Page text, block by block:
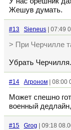
Жешув думать.
#13 Sieneus | 07:49
> При Черчилле
Убрать
#14 Агроном | 08:00
Может спешно
военный
#15 Grog | 09:18